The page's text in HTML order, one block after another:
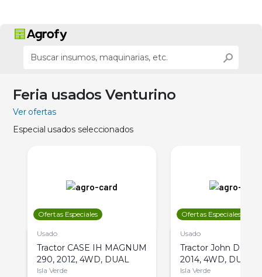
Feria usados Venturino
Ver ofertas
Especial usados seleccionados
Ofertas Especiales
Usado
Tractor CASE IH MAGNUM
290, 2012, 4WD, DUAL
Isla Verde
Ofertas Especiales
Usado
Tractor John Deere
2014, 4WD, DUAL
Isla Verde